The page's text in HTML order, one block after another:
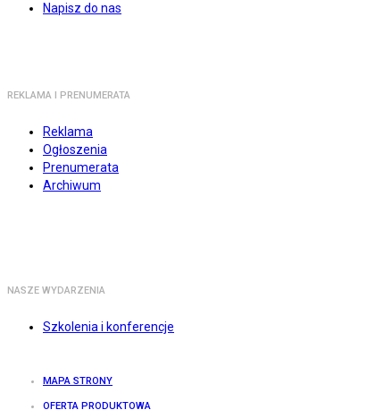
Napisz do nas
REKLAMA I PRENUMERATA
Reklama
Ogłoszenia
Prenumerata
Archiwum
NASZE WYDARZENIA
Szkolenia i konferencje
MAPA STRONY
OFERTA PRODUKTOWA